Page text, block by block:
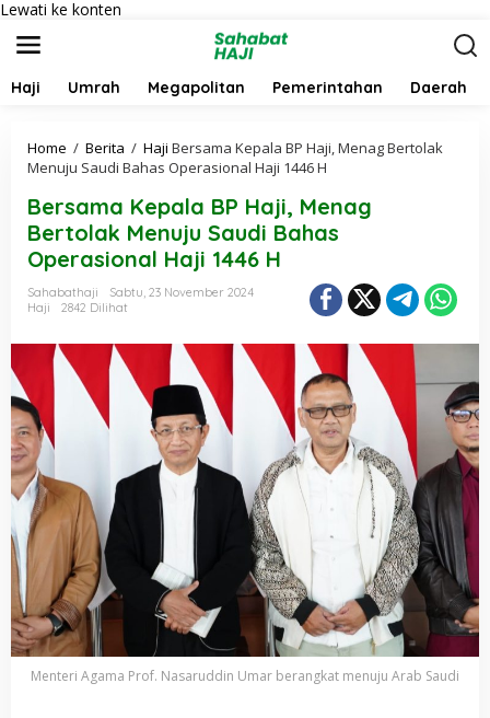
Lewati ke konten
Haji Umrah Megapolitan Pemerintahan Daerah
Home / Berita / Haji Bersama Kepala BP Haji, Menag Bertolak
Menuju Saudi Bahas Operasional Haji 1446 H
Bersama Kepala BP Haji, Menag
Bertolak Menuju Saudi Bahas
Operasional Haji 1446 H
Sahabathaji
Sabtu, 23 November 2024
Haji
2842 Dilihat
Menteri Agama Prof. Nasaruddin Umar berangkat menuju Arab Saudi